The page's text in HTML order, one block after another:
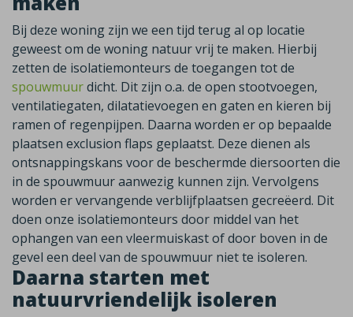
Bij deze woning zijn we een tijd terug al op locatie
geweest om de woning natuur vrij te maken. Hierbij
zetten de isolatiemonteurs de toegangen tot de
spouwmuurdicht. Dit zijn o.a. de open stootvoegen,
ventilatiegaten, dilatatievoegen en gaten en kieren bij
ramen of regenpijpen. Daarna worden er op bepaalde
plaatsen exclusion flaps geplaatst. Deze dienen als
ontsnappingskans voor de beschermde diersoorten die
in de spouwmuur aanwezig kunnen zijn. Vervolgens
worden er vervangende verblijfplaatsen gecreëerd. Dit
doen onze isolatiemonteurs door middel van het
ophangen van een vleermuiskast of door boven in de
gevel een deel van de spouwmuur niet te isoleren.
Daarna starten met
natuurvriendelijk isoleren